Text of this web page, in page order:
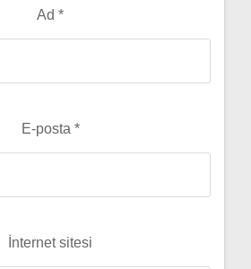
Ad *
E-posta *
İnternet sitesi